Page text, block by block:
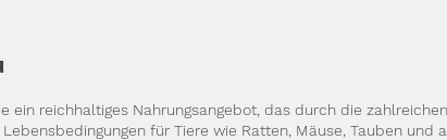
ein reichhaltiges Nahrungsangebot, das durch die
für Tiere wie Ratten, Mäuse, Tauben und